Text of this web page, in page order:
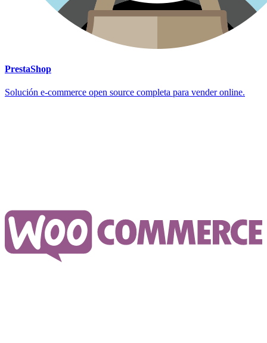
PrestaShop
Solución e-commerce open source completa para vender online.